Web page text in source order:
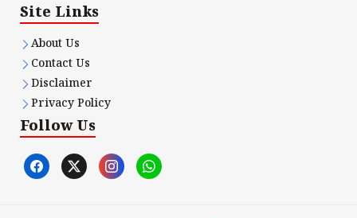
Site Links
About Us
Contact Us
Disclaimer
Privacy Policy
Follow Us